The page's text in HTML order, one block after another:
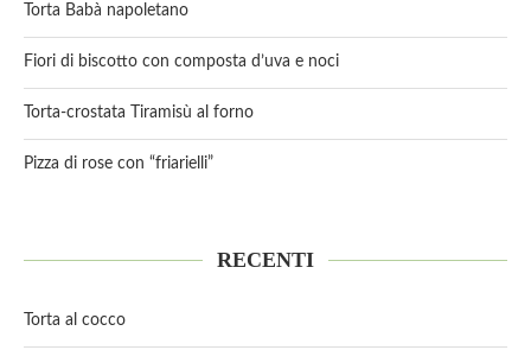
Torta Babà napoletano
Fiori di biscotto con composta d’uva e noci
Torta-crostata Tiramisù al forno
Pizza di rose con “friarielli”
RECENTI
Torta al cocco